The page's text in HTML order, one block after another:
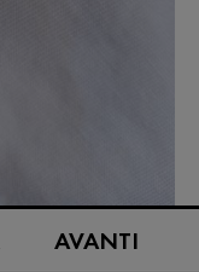
AVANTI